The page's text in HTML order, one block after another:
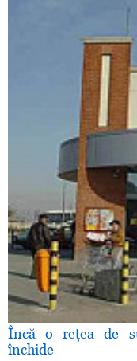
Încă o reţea de
închide